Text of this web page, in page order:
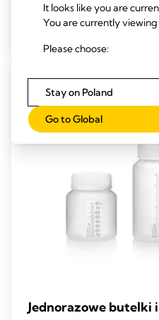
gwiazdek.
Recenzji
Jednorazowe butelki
It looks like you are
You are currently viewing
Please choose:
Stay on Poland
Go to Global